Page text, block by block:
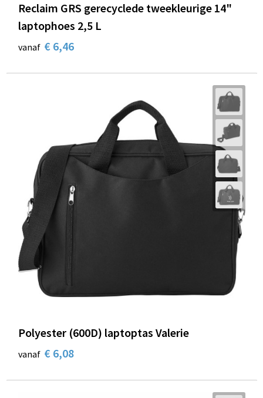
Reclaim GRS gerecyclede tweekleurige 14"
laptophoes 2,5 L
vanaf € 6,46
Polyester (600D) laptoptas Valerie
vanaf € 6,08